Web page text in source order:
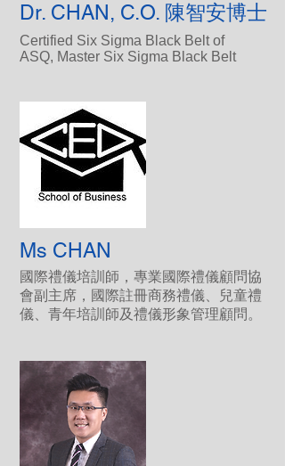
Dr. CHAN, C.O. 陳智安博士
Certified Six Sigma Black Belt of
ASQ, Master Six Sigma Black Belt
Ms CHAN
國際禮儀培訓師，專業國際禮儀顧問協
會副主席，國際註冊商務禮儀、兒童禮
儀、青年培訓師及禮儀形象管理顧問。